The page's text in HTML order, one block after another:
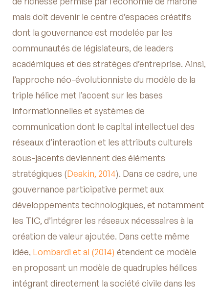
mais doit devenir le centre d’espaces créatifs
dont la gouvernance est modelée par les
communautés de législateurs, de leaders
académiques et des stratèges d’entreprise. Ainsi,
l’approche néo-évolutionniste du modèle de la
triple hélice met l’accent sur les bases
informationnelles et systèmes de
communication dont le capital intellectuel des
réseaux d’interaction et les attributs culturels
sous-jacents deviennent des éléments
stratégiques (Deakin, 2014). Dans ce cadre, une
gouvernance participative permet aux
développements technologiques, et notamment
les TIC, d’intégrer les réseaux nécessaires à la
création de valeur ajoutée. Dans cette même
idée, Lombardi et al (2014) étendent ce modèle
en proposant un modèle de quadruples hélices
intégrant directement la société civile dans les